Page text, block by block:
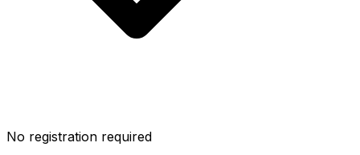
No registration required